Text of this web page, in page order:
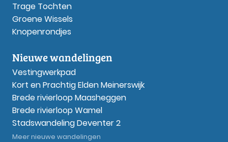
Trage Tochten
Groene Wissels
Knopenrondjes
Nieuwe wandelingen
Vestingwerkpad
Kort en Prachtig Elden Meinerswijk
Brede rivierloop Maasheggen
Brede rivierloop Wamel
Stadswandeling Deventer 2
Meer nieuwe wandelingen